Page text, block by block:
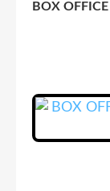
BOX